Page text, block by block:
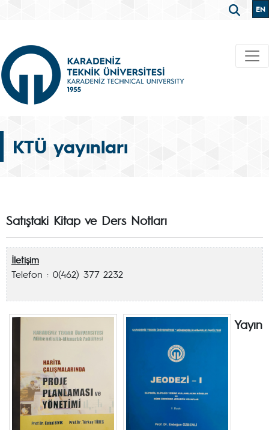
EN
KTÜ yayınları
Satıştaki Kitap ve Ders Notları
İletişim
Telefon : 0(462) 377 2232
Yayın